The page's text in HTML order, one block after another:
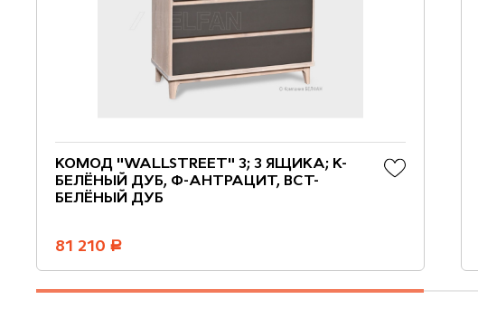
КОМОД "WALLSTREET" 3; 3 ЯЩИКА; К-
БЕЛЁНЫЙ ДУБ, Ф-АНТРАЦИТ, ВСТ-
БЕЛЁНЫЙ ДУБ
81 210 руб.